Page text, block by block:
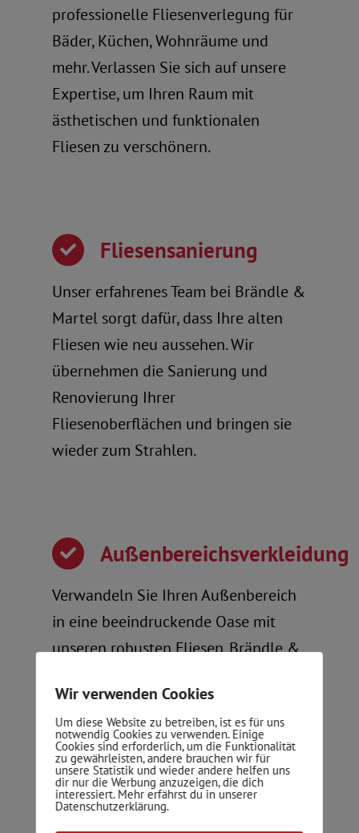
professionelle Fliesenverlegung für
Bäder, Küchen, Wohnräume und
mehr. Verlassen Sie sich auf unsere
Expertise, um Ihren Raum mit
ästhetischen und funktionalen
Fliesen zu verschönern.
Fliesensanierung
Unser erfahrenes Team bei Brändle &
Martel sorgt dafür, dass Ihre alten
Fliesen wie neu aussehen. Wir
übernehmen die Sanierung und
Renovierung Ihrer
Fliesenoberflächen und bringen sie
wieder zum Strahlen.
Außenbereichsverkleidung
Verwandeln Sie Ihren Außenbereich
in eine beeindruckende Oase mit
unseren robusten Fliesen. Brändle &
Verkleidungslösungen für
Außenflächen.
Wir verwenden Cookies
Um diese Website zu betreiben, ist es für uns
notwendig Cookies zu verwenden. Einige
Cookies sind erforderlich, um die Funktionalität
zu gewährleisten, andere brauchen wir für
unsere Statistik und wieder andere helfen uns
dir nur die Werbung anzuzeigen, die dich
interessiert. Mehr erfährst du in unserer
Datenschutzerklärung.